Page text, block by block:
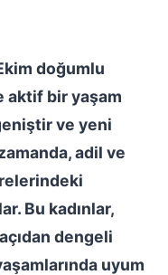
doğumlu
aktif bir yaşam
ve yeni
adil ve
Bu kadınlar,
dengeli
uyum